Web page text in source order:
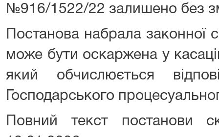
№916/1522/22 залишено без
Постанова набрала законної
може бути оскаржена у
який обчислюється
Господарського
Повний текст постанови